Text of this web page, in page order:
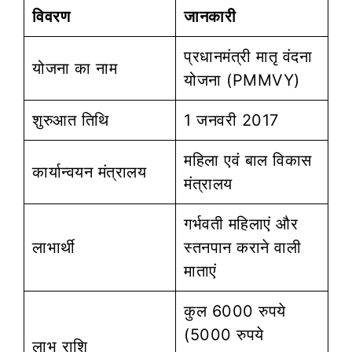
विवरण जानकारी
योजना का नाम
प्रधानमंत्री मातृ वंदना
योजना (PMMVY)
शुरुआत तिथि 1 जनवरी 2017
कार्यान्वयन मंत्रालय
महिला एवं बाल विकास
मंत्रालय
लाभार्थी
गर्भवती महिलाएं और
स्तनपान कराने वाली
माताएं
लाभ राशि
कुल 6000 रुपये
(5000 रुपये